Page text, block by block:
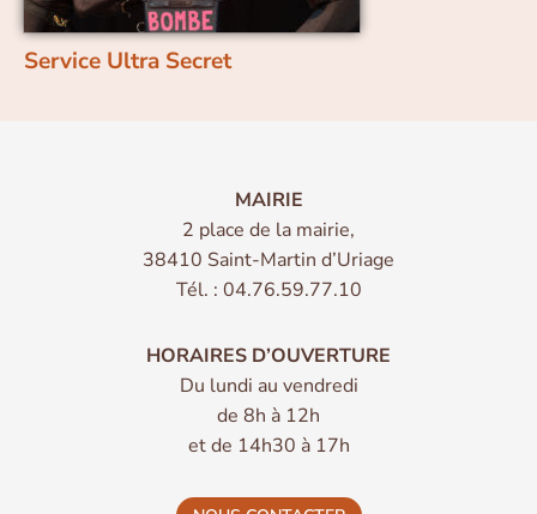
Service Ultra Secret
MAIRIE
2 place de la mairie,
38410 Saint-Martin d’Uriage
Tél. : 04.76.59.77.10
HORAIRES D’OUVERTURE
Du lundi au vendredi
de 8h à 12h
et de 14h30 à 17h